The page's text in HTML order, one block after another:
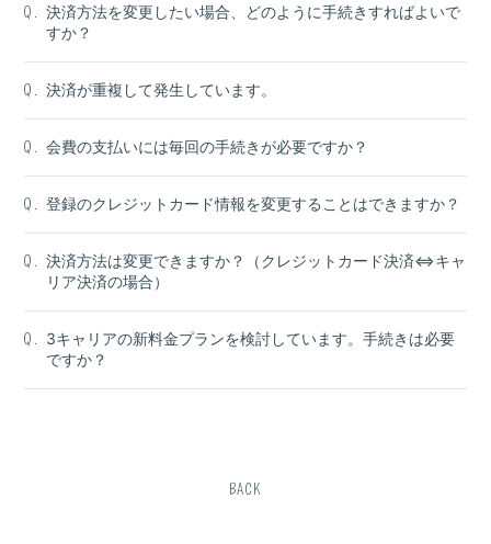
Q. 決済方法を変更したい場合、どのように手続きすればよいで
すか？
Q. 決済が重複して発生しています。
Q. 会費の支払いには毎回の手続きが必要ですか？
Q. 登録のクレジットカード情報を変更することはできますか？
Q. 決済方法は変更できますか？（クレジットカード決済⇔キャ
リア決済の場合）
Q. 3キャリアの新料金プランを検討しています。手続きは必要
ですか？
BACK